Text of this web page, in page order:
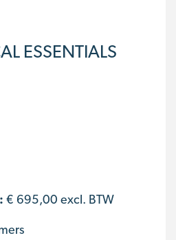
ESSENTIALS
€ 695,00 excl. BTW